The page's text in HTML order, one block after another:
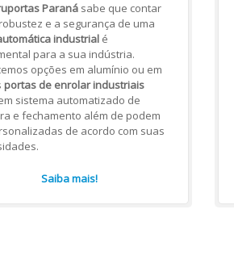
Paranásabe que contar
e a segurança de uma
industrialé
para a sua indústria.
opções em alumínio ou em
portas de enrolar industriais
sistema automatizado de
e fechamento além de podem
de acordo com suas
Saiba mais!